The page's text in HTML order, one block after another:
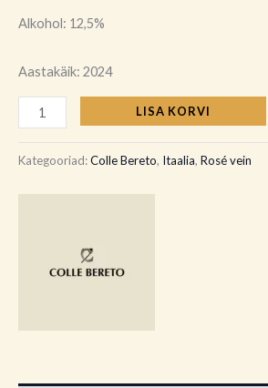
Alkohol: 12,5%
Aastakäik: 2024
LISA KORVI
Kategooriad:Colle Bereto, Itaalia, Rosé vein